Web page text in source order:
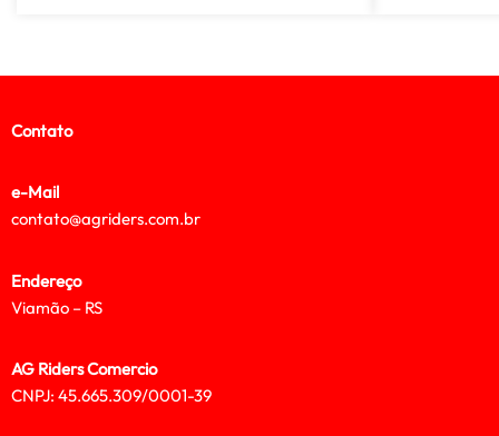
Contato
e-Mail
contato@agriders.com.br
Endereço
Viamão – RS
AG Riders Comercio
CNPJ: 45.665.309/0001-39